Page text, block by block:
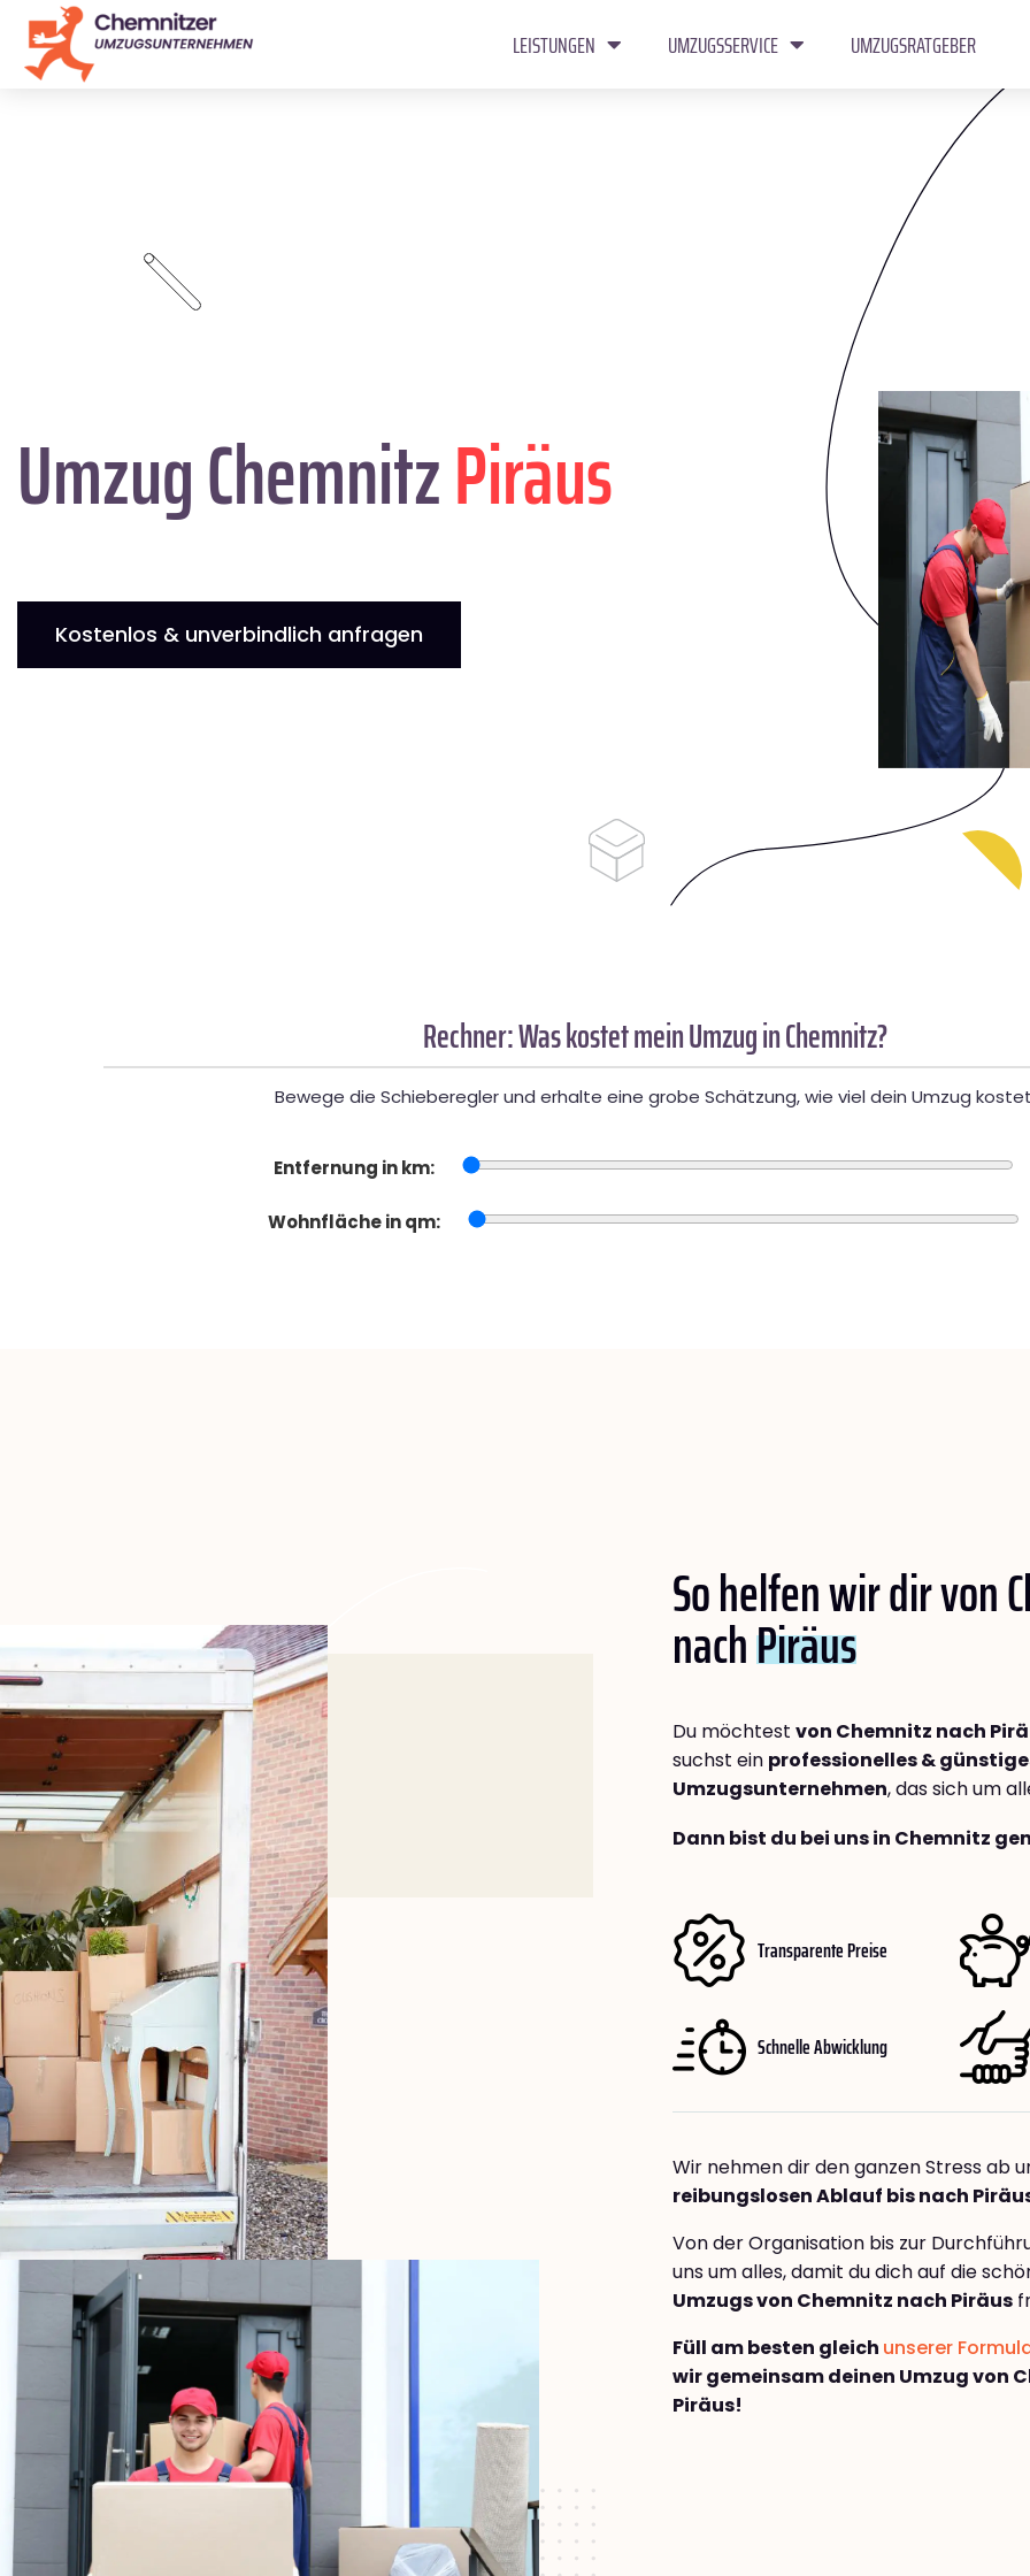
LEISTUNGEN UMZUGSSERVICE UMZUGSRATGEBER
Umzug ChemnitzPiräus
Kostenlos & unverbindlich anfragen
Rechner: Was kostet mein Umzug in Chemnitz?
Bewege die Schieberegler und erhalte eine grobe Schätzung, wie viel dein Umzug
Entfernung in km:
Wohnfläche in qm:
So helfen wir dir von
nachPiräus
Du möchtest von Chemnitz nach
suchst ein professionelles &
Umzugsunternehmen, das sich um
Dann bist du bei uns in Chemnitz
Transparente Preise
Schnelle Abwicklung
Wir nehmen dir den ganzen Stress ab
reibungslosen Ablauf bis nach
Von der Organisation bis zur
uns um alles, damit du dich auf die
Umzugs von Chemnitz nach Piräus
Füll am besten gleich unserer
wir gemeinsam deinen Umzug von
Piräus!